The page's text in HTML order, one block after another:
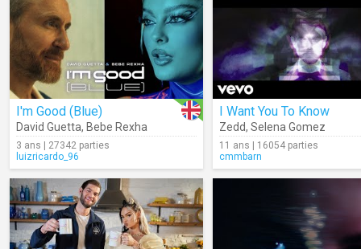
I'm Good (Blue)
David Guetta, Bebe Rexha
3 ans | 27342 parties
luizricardo_96
I Want You To Know
Zedd, Selena Gomez
11 ans | 16054 parties
cmmbarn